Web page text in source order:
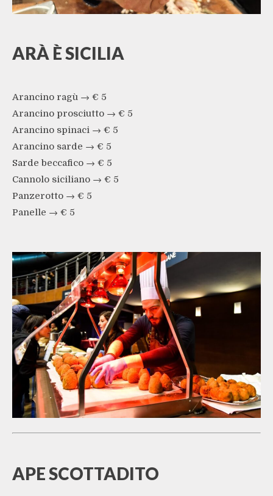
ARÀ È SICILIA
Arancino ragù → € 5
Arancino prosciutto → € 5
Arancino spinaci → € 5
Arancino sarde → € 5
Sarde beccafico → € 5
Cannolo siciliano → € 5
Panzerotto → € 5
Panelle → € 5
APE SCOTTADITO